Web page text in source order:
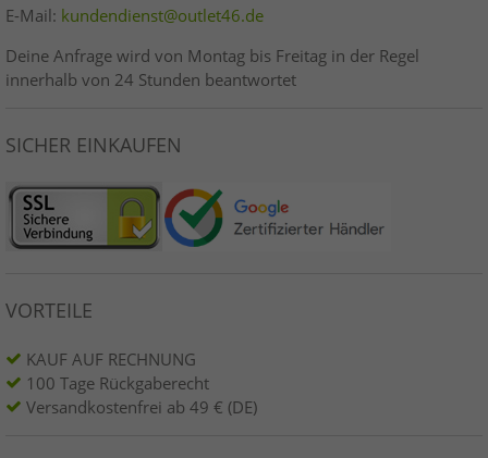
E-Mail: kundendienst@outlet46.de
Deine Anfrage wird von Montag bis Freitag in der Regel
innerhalb von 24 Stunden beantwortet
SICHER EINKAUFEN
VORTEILE
KAUF AUF RECHNUNG
100 Tage Rückgaberecht
Versandkostenfrei ab 49 € (DE)